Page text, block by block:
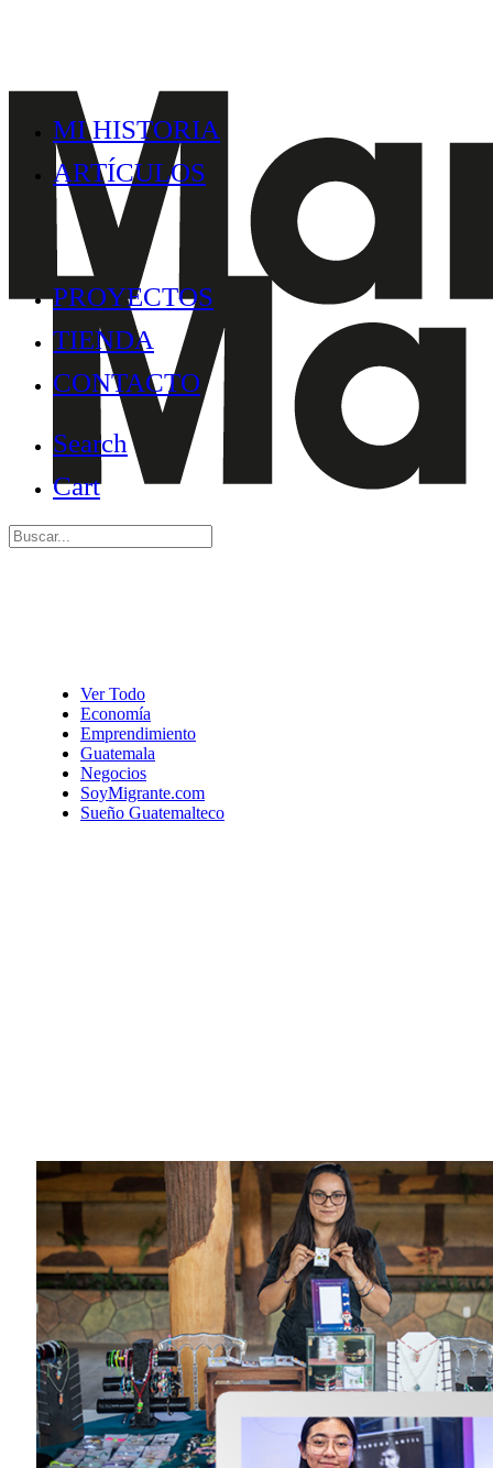
MI HISTORIA
ARTÍCULOS
PROYECTOS
TIENDA
CONTACTO
Search
Cart
Ver Todo
Economía
Emprendimiento
Guatemala
Negocios
SoyMigrante.com
Sueño Guatemalteco